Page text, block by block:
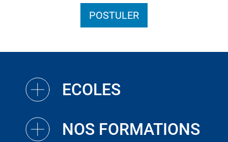
POSTULER
ECOLES
NOS FORMATIONS